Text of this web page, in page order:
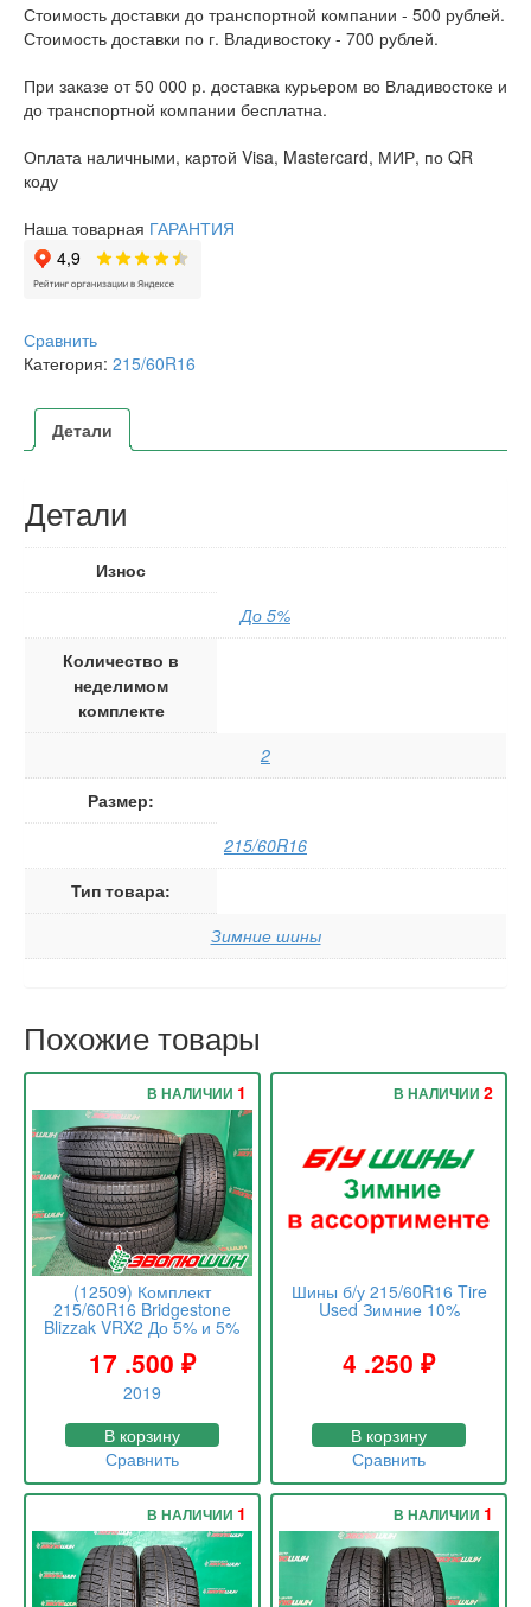
Стоимость доставки до транспортной компании - 500 рублей.
Стоимость доставки по г. Владивостоку - 700 рублей.
При заказе от 50 000 р. доставка курьером во Владивостоке и
до транспортной компании бесплатна.
Оплата наличными, картой Visa, Mastercard, МИР, по QR
коду
Наша товарная ГАРАНТИЯ
Сравнить
Категория: 215/60R16
Детали
Детали
Износ
До 5%
Количество в
неделимом
комплекте
2
Размер:
215/60R16
Тип товара:
Зимние шины
Похожие товары
(12509) Комплект
215/60R16 Bridgestone
Blizzak VRX2 До 5% и 5%
17 .500 ₽
2019
В НАЛИЧИИ 1
В корзину
Сравнить
Шины б/у 215/60R16 Tire
Used Зимние 10%
4 .250₽
В НАЛИЧИИ 2
В корзину
Сравнить
В НАЛИЧИИ 1 В НАЛИЧИИ 1